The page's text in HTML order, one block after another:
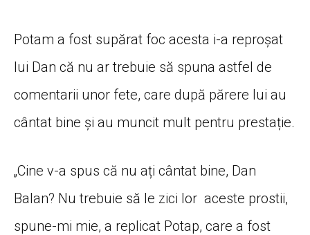
Potam a fost supărat foc acesta i-a reproșat
lui Dan că nu ar trebuie să spuna astfel de
comentarii unor fete, care după părere lui au
cântat bine și au muncit mult pentru prestație.
„Cine v-a spus că nu ați cântat bine, Dan
Balan? Nu trebuie să le zici lor aceste prostii,
spune-mi mie, a replicat Potap, care a fost